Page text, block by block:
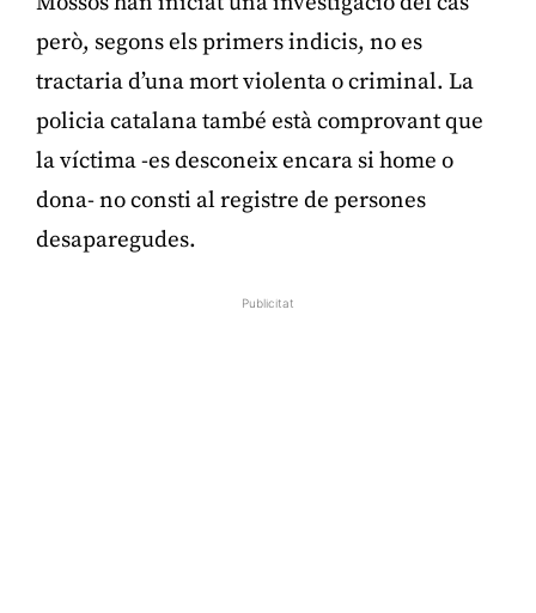
però, segons els primers indicis, no es
tractaria d’una mort violenta o criminal. La
policia catalana també està comprovant que
la víctima -es desconeix encara si home o
dona- no consti al registre de persones
desaparegudes.
Publicitat